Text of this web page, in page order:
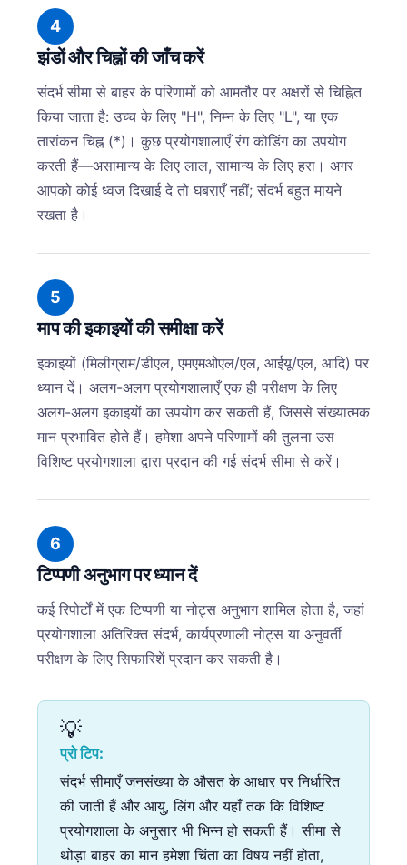
4
झंडों और चिह्नों की जाँच करें
संदर्भ सीमा से बाहर के परिणामों को आमतौर पर अक्षरों से चिह्नित
किया जाता है: उच्च के लिए "H", निम्न के लिए "L", या एक
तारांकन चिह्न (*)। कुछ प्रयोगशालाएँ रंग कोडिंग का उपयोग
करती हैं—असामान्य के लिए लाल, सामान्य के लिए हरा। अगर
आपको कोई ध्वज दिखाई दे तो घबराएँ नहीं; संदर्भ बहुत मायने
रखता है।
5
माप की इकाइयों की समीक्षा करें
इकाइयों (मिलीग्राम/डीएल, एमएमओएल/एल, आईयू/एल, आदि) पर
ध्यान दें। अलग-अलग प्रयोगशालाएँ एक ही परीक्षण के लिए
अलग-अलग इकाइयों का उपयोग कर सकती हैं, जिससे संख्यात्मक
मान प्रभावित होते हैं। हमेशा अपने परिणामों की तुलना उस
विशिष्ट प्रयोगशाला द्वारा प्रदान की गई संदर्भ सीमा से करें।
6
टिप्पणी अनुभाग पर ध्यान दें
कई रिपोर्टों में एक टिप्पणी या नोट्स अनुभाग शामिल होता है, जहां
प्रयोगशाला अतिरिक्त संदर्भ, कार्यप्रणाली नोट्स या अनुवर्ती
परीक्षण के लिए सिफारिशें प्रदान कर सकती है।
💡
प्रो टिप:
संदर्भ सीमाएँ जनसंख्या के औसत के आधार पर निर्धारित
की जाती हैं और आयु, लिंग और यहाँ तक कि विशिष्ट
प्रयोगशाला के अनुसार भी भिन्न हो सकती हैं। सीमा से
थोड़ा बाहर का मान हमेशा चिंता का विषय नहीं होता,